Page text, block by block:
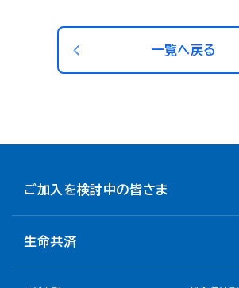
一覧へ戻る
ご加入を検討中の皆さま
生命共済